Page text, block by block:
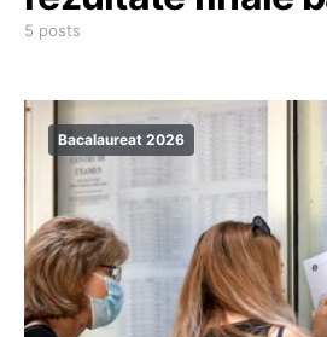
5 posts
Bacalaureat 2026